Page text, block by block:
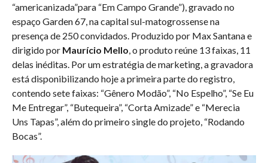
“americanizada”para “Em Campo Grande”), gravado no
espaço Garden 67, na capital sul-matogrossense na
presença de 250 convidados. Produzido por Max Santana e
dirigido por Maurício Mello, o produto reúne 13 faixas, 11
delas inéditas. Por um estratégia de marketing, a gravadora
está disponibilizando hoje a primeira parte do registro,
contendo sete faixas: “Gênero Modão”, “No Espelho”, “Se Eu
Me Entregar”, “Butequeira”, “Corta Amizade” e “Merecia
Uns Tapas”, além do primeiro single do projeto, “Rodando
Bocas”.